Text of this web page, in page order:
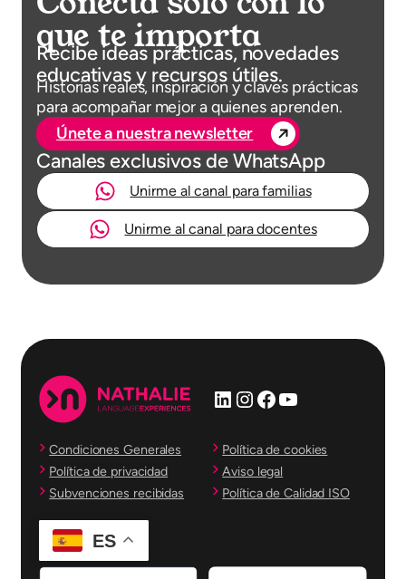
que te importa
Recibe ideas prácticas, novedades
educativas y recursos útiles.
Historias reales, inspiración y claves prácticas
para acompañar mejor a quienes aprenden.
Únete a nuestra newsletter
Canales exclusivos de WhatsApp
Unirme al canal para familias
Unirme al canal para docentes
LinkedIn
Instagram
Facebook
YouTube
Condiciones Generales
Política de cookies
Política de privacidad
Aviso legal
Subvenciones recibidas
Política de Calidad ISO
ES